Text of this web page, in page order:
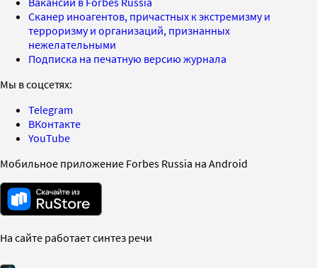
Сканер иноагентов, причастных к экстремизму и
терроризму и организаций, признанных
нежелательными
Подписка на печатную версию журнала
Мы в соцсетях:
Telegram
ВКонтакте
YouTube
Мобильное приложение Forbes Russia на Android
На сайте работает синтез речи